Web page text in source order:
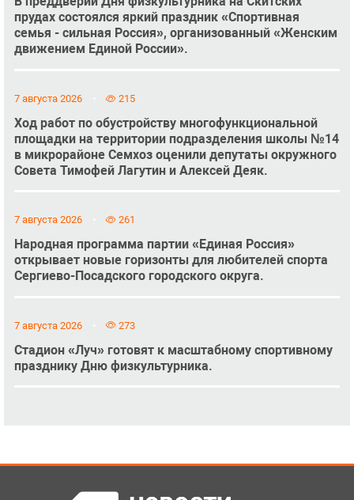
прудах состоялся яркий праздник «Спортивная
семья - сильная Россия», организованный «Женским
движением Единой России».
7 августа 2026 215
Ход работ по обустройству многофункциональной
площадки на территории подразделения школы №14
в микрорайоне Семхоз оценили депутаты окружного
Совета Тимофей Лагутин и Алексей Деяк.
7 августа 2026 261
Народная программа партии «Единая Россия»
открывает новые горизонты для любителей спорта
Сергиево-Посадского городского округа.
7 августа 2026 273
Стадион «Луч» готовят к масштабному спортивному
празднику Дню физкультурника.